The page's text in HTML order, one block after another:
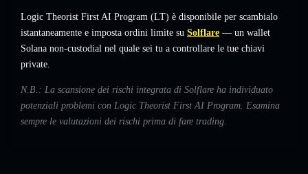
Logic Theorist First AI Program (LT) è disponibile per scambialo
istantaneamente e imposta ordini limite su Solflare — un wallet
Solana non-custodial nel quale sei tu a controllare le tue chiavi
private.
N.B.: La scansione dei rischi integrata di Solflare ha individuato
potenziali problemi con Logic Theorist First AI Program. Esamina
sempre le valutazioni dei rischi prima di fare trading.